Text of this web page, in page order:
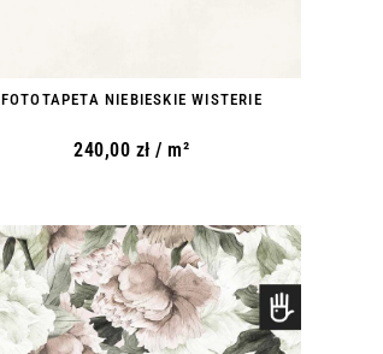
FOTOTAPETA NIEBIESKIE WISTERIE
240,00 zł / m²